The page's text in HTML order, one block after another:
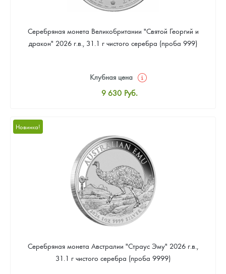
Серебряная монета Великобритании "Святой Георгий и
дракон" 2026 г.в., 31.1 г чистого серебра (проба 999)
Клубная цена
9 630 Руб.
Цена выкупа
Звоните
Новинка!
Серебряная монета Австралии "Страус Эму" 2026 г.в.,
31.1 г чистого серебра (проба 9999)